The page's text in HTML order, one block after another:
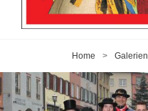
Home > Galerien